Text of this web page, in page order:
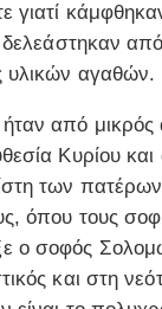
γιατί
δελεάστηκαν
υλικών αγαθών.
από μικρός
Κυρίου
των
όπου τους
ο σοφός
και στη